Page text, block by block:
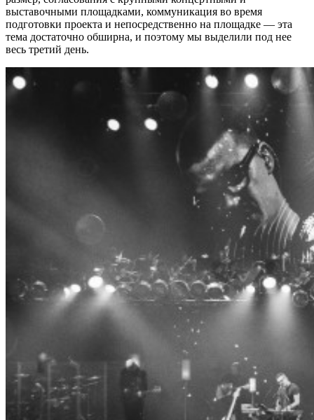
выставочными площадками, коммуникация во время
подготовки проекта и непосредственно на площадке — эта
тема достаточно обширна, и поэтому мы выделили под нее
весь третий день.